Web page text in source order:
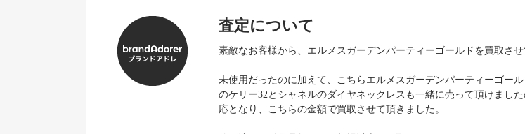
査定について
素敵なお客様から、エルメスガーデンパーティーゴールドを買取させ
未使用だったのに加えて、こちらエルメスガーデンパーティーゴー
のケリー32とシャネルのダイヤネックレスも一緒に売って頂けまし
応となり、こちらの金額で買取させて頂きました。